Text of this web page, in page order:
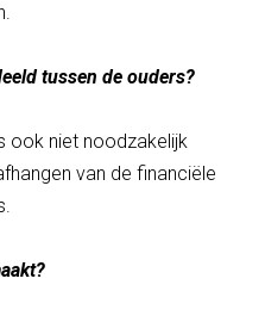
tussen de ouders?
ook niet noodzakelijk
van de financiële